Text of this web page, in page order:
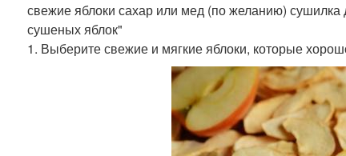
свежие яблоки сахар или мед (по желанию)
сушеных яблок"
1. Выберите свежие и мягкие яблоки, которые